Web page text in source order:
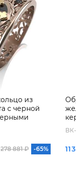
из
с черной
278 881 ₽ -65%